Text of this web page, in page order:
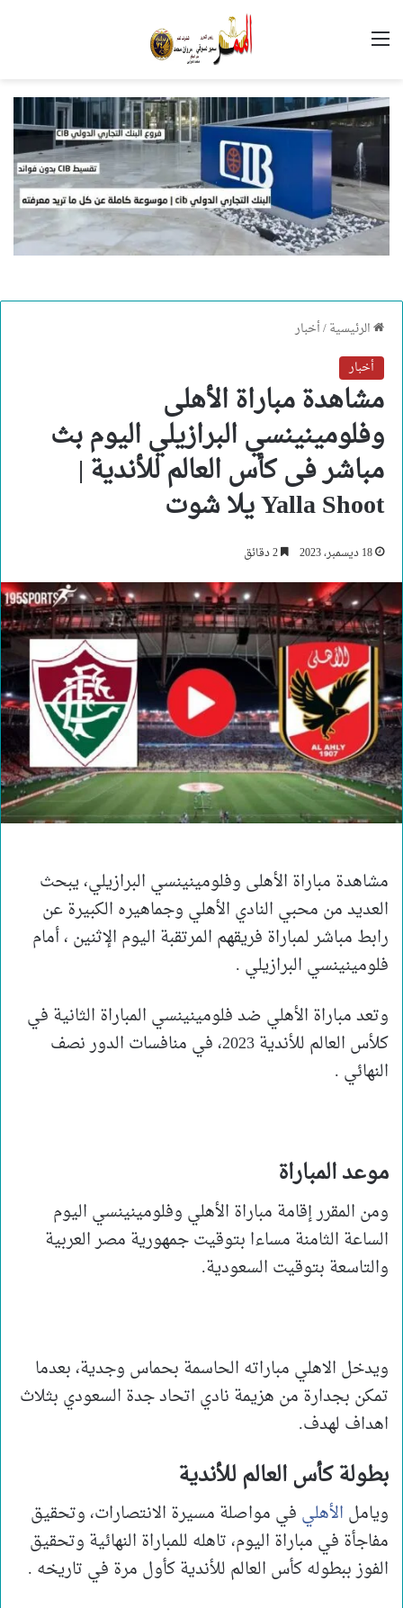
القائمة
الرئيسية/أخبار
أخبار
مشاهدة مباراة الأهلى
وفلومينينسي البرازيلي اليوم بث
مباشر فى كأس العالم للأندية |
Yalla Shoot يلا شوت
18 ديسمبر، 2023
مشاهدة مباراة الأهلى وفلومينينسي البرازيلي، يبحث
العديد من محبي النادي الأهلي وجماهيره الكبيرة عن
رابط مباشر لمباراة فريقهم المرتقبة اليوم الإثنين ، أمام
فلومينينسي البرازيلي .
وتعد مباراة الأهلي ضد فلومينينسي المباراة الثانية في
كلأس العالم للأندية 2023، في منافسات الدور نصف
النهائي .
موعد المباراة
ومن المقرر إقامة مباراة الأهلي وفلومينينسي اليوم
الساعة الثامنة مساءا بتوقيت جمهورية مصر العربية
والتاسعة بتوقيت السعودية.
ويدخل الاهلي مباراته الحاسمة بحماس وجدية، بعدما
تمكن بجدارة من هزيمة نادي اتحاد جدة السعودي بثلاث
اهداف لهدف.
بطولة كأس العالم للأندية
ويامل الأهلي في مواصلة مسيرة الانتصارات، وتحقيق
مفاجأة في مباراة اليوم، تاهله للمباراة النهائية وتحقيق
الفوز ببطوله كأس العالم للأندية كأول مرة في تاريخه .